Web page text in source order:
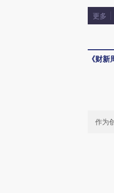
更多
《财新
作为